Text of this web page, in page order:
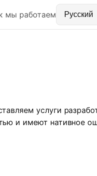
мы работаем
услуги
и имеют нативное